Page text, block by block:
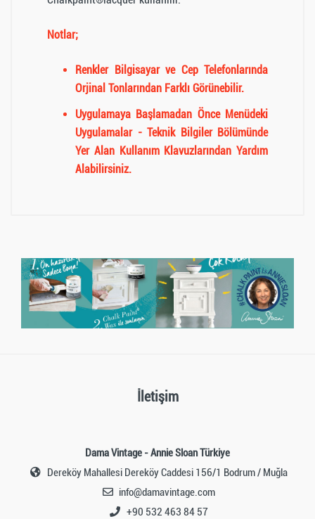
Notlar;
Renkler Bilgisayar ve Cep Telefonlarında
Orjinal Tonlarından Farklı Görünebilir.
Uygulamaya Başlamadan Önce Menüdeki
Uygulamalar - Teknik Bilgiler Bölümünde
Yer Alan Kullanım Klavuzlarından Yardım
Alabilirsiniz.
giriş yapmalısınız.Giriş yapmak için tıklayın)
İletişim
Dama Vintage - Annie Sloan Türkiye
Dereköy Mahallesi Dereköy Caddesi 156/1 Bodrum / Muğla
info@damavintage.com
+90 532 463 84 57